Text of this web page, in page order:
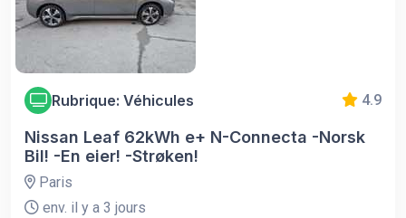
Rubrique: Véhicules 4.9
Nissan Leaf 62kWh e+ N-Connecta -Norsk
Bil! -En eier! -Strøken!
Paris
env. il y a 3 jours